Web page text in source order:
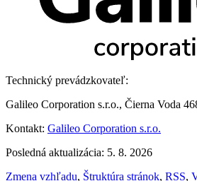
Technický prevádzkovateľ:
Galileo Corporation s.r.o., Čierna Voda
Kontakt: Galileo Corporation s.r.o.
Posledná aktualizácia: 5. 8. 2026
Zmena vzhľadu, Štruktúra stránok, RSS,